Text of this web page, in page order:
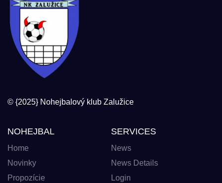
© {2025} Nohejbalový klub Zalužice
NOHEJBAL
Home
Novinky
Propozície
SERVICES
News
News Details
Login